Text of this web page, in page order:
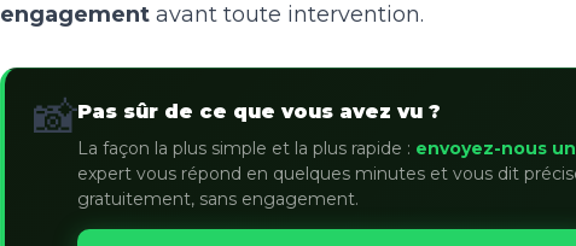
engagement avant toute intervention.
📸Pas sûr de ce que vous avez vu ?
La façon la plus simple et la plus rapide : envoyez-nous
expert vous répond en quelques minutes et vous dit
gratuitement, sans engagement.